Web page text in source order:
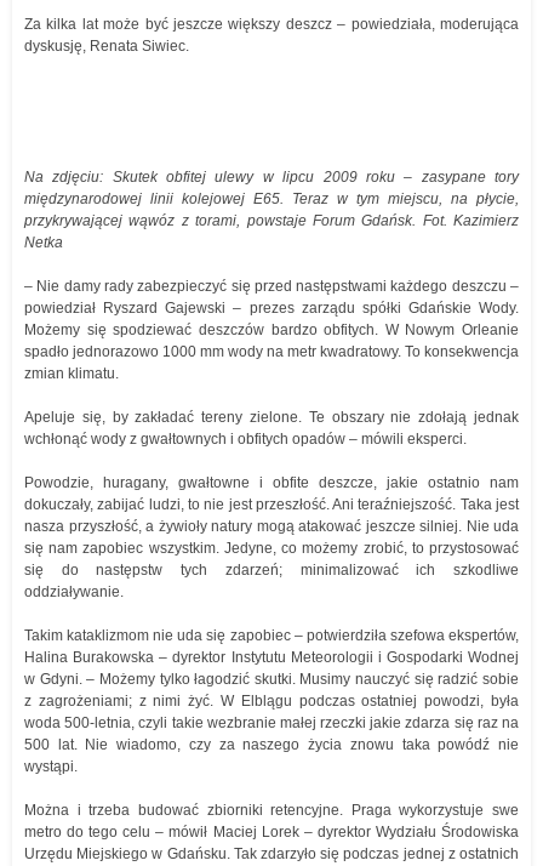
Za kilka lat może być jeszcze większy deszcz – powiedziała, moderująca
dyskusję, Renata Siwiec.
Na zdjęciu: Skutek obfitej ulewy w lipcu 2009 roku – zasypane tory
międzynarodowej linii kolejowej E65. Teraz w tym miejscu, na płycie,
przykrywającej wąwóz z torami, powstaje Forum Gdańsk. Fot. Kazimierz
Netka
– Nie damy rady zabezpieczyć się przed następstwami każdego deszczu –
powiedział Ryszard Gajewski – prezes zarządu spółki Gdańskie Wody.
Możemy się spodziewać deszczów bardzo obfitych. W Nowym Orleanie
spadło jednorazowo 1000 mm wody na metr kwadratowy. To konsekwencja
zmian klimatu.
Apeluje się, by zakładać tereny zielone. Te obszary nie zdołają jednak
wchłonąć wody z gwałtownych i obfitych opadów – mówili eksperci.
Powodzie, huragany, gwałtowne i obfite deszcze, jakie ostatnio nam
dokuczały, zabijać ludzi, to nie jest przeszłość. Ani teraźniejszość. Taka jest
nasza przyszłość, a żywioły natury mogą atakować jeszcze silniej. Nie uda
się nam zapobiec wszystkim. Jedyne, co możemy zrobić, to przystosować
się do następstw tych zdarzeń; minimalizować ich szkodliwe
oddziaływanie.
Takim kataklizmom nie uda się zapobiec – potwierdziła szefowa ekspertów,
Halina Burakowska – dyrektor Instytutu Meteorologii i Gospodarki Wodnej
w Gdyni. – Możemy tylko łagodzić skutki. Musimy nauczyć się radzić sobie
z zagrożeniami; z nimi żyć. W Elblągu podczas ostatniej powodzi, była
woda 500-letnia, czyli takie wezbranie małej rzeczki jakie zdarza się raz na
500 lat. Nie wiadomo, czy za naszego życia znowu taka powódź nie
wystąpi.
Można i trzeba budować zbiorniki retencyjne. Praga wykorzystuje swe
metro do tego celu – mówił Maciej Lorek – dyrektor Wydziału Środowiska
Urzędu Miejskiego w Gdańsku. Tak zdarzyło się podczas jednej z ostatnich